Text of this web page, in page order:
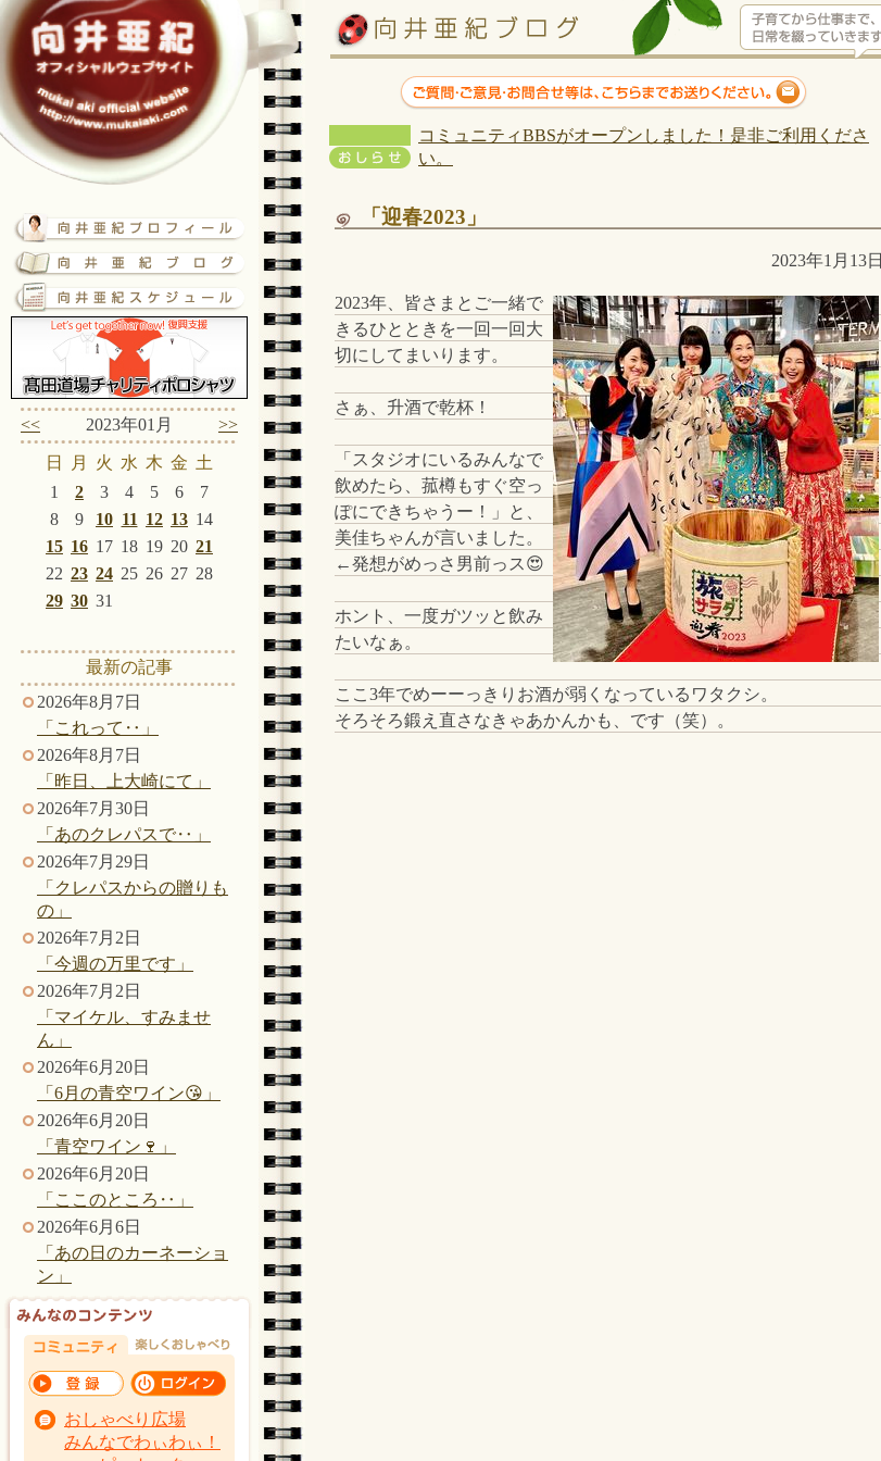
<< 2023年01月 >>
日 月 火 水 木 金 土
1
2 3 4 5 6
7
8
9 10 11 12 13 14
15 16 17 18 19 20 21
22 23 24 25 26 27 28
29 30 31
最新の記事
2026年8月7日
「これって‥」
2026年8月7日
「昨日、上大崎にて」
2026年7月30日
「あのクレパスで‥」
2026年7月29日
「クレパスからの贈りも
の」
2026年7月2日
「今週の万里です」
2026年7月2日
「マイケル、すみませ
ん」
2026年6月20日
「6月の青空ワイン😘」
2026年6月20日
「青空ワイン🍷」
2026年6月20日
「ここのところ‥」
2026年6月6日
「あの日のカーネーショ
ン」
おしゃべり広場
みんなでわぃわぃ！
コミュニティBBSがオープンしました！是非ご利用くださ
い。
「迎春2023」
2023年1月13日
2023年、皆さまとご一緒で
きるひとときを一回一回大
切にしてまいります。
さぁ、升酒で乾杯！
「スタジオにいるみんなで
飲めたら、菰樽もすぐ空っ
ぽにできちゃうー！」と、
美佳ちゃんが言いました。
←発想がめっさ男前っス😍
ホント、一度ガツッと飲み
たいなぁ。
ここ3年でめーーっきりお酒が弱くなっているワタクシ。
そろそろ鍛え直さなきゃあかんかも、です（笑）。